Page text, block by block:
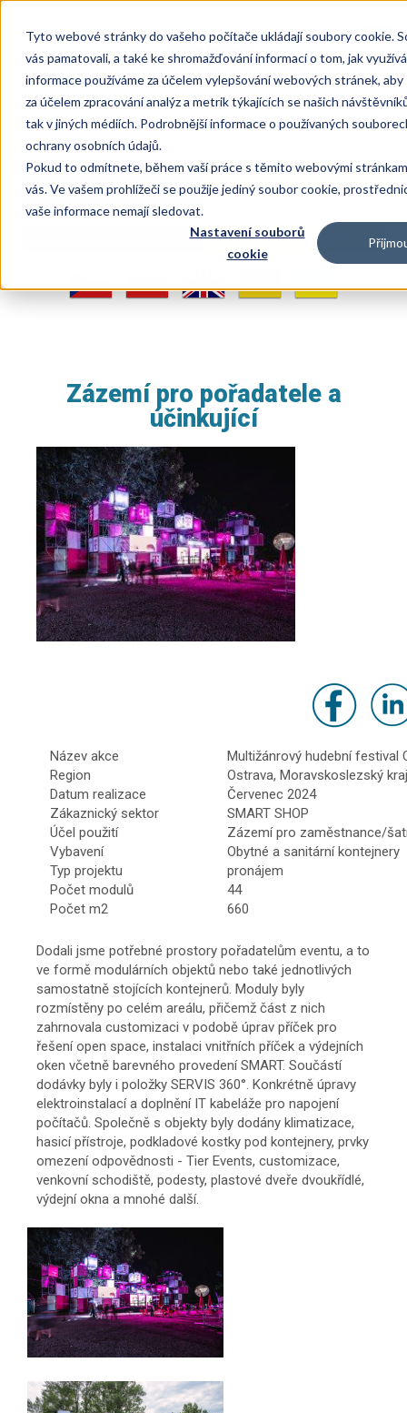
Tyto webové stránky do vašeho počítače ukládají soubory cookie.
vás pamatovali, a také ke shromažďování informací o tom, jak
informace používáme za účelem vylepšování webových stránek,
za účelem zpracování analýz a metrik týkajících se našich
tak v jiných médiích. Podrobnější informace o používaných
ochrany osobních údajů.
Pokud to odmítnete, během vaší práce s těmito webovými
vás. Ve vašem prohlížeči se použije jediný soubor cookie,
vaše informace nemají sledovat.
Nastavení souborů
cookie
hlavnímu
obsahu
MÁM ZÁJEM O ZAVOLÁME VÁM ZPĚT
SK +421911705276
Zázemí pro pořadatele a
účinkující
Název akce
Multižánrový hudební festival
Region
Ostrava, Moravskoslezský kraj
Datum realizace
Červenec 2024
Zákaznický sektor
SMART SHOP
Účel použití
Zázemí pro zaměstnance/
Vybavení
Obytné a sanitární kontejnery
Typ projektu
pronájem
Počet modulů
44
Počet m2
660
Dodali jsme potřebné prostory pořadatelům eventu, a to
ve formě modulárních objektů nebo také jednotlivých
samostatně stojících kontejnerů. Moduly byly
rozmístěny po celém areálu, přičemž část z nich
zahrnovala customizaci v podobě úprav příček pro
řešení open space, instalaci vnitřních příček a výdejních
oken včetně barevného provedení SMART. Součástí
dodávky byly i položky SERVIS 360°. Konkrétně úpravy
elektroinstalací a doplnění IT kabeláže pro napojení
počítačů. Společně s objekty byly dodány klimatizace,
hasicí přístroje, podkladové kostky pod kontejnery, prvky
omezení odpovědnosti - Tier Events, customizace,
venkovní schodiště, podesty, plastové dveře dvoukřídlé,
výdejní okna a mnohé další.